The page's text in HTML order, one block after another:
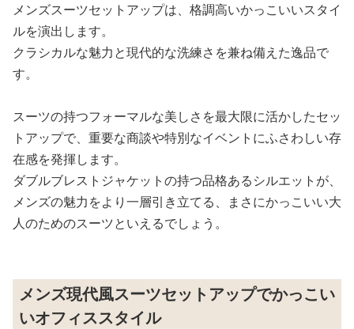
メンズスーツセットアップは、格調高いかっこいいスタイ
ルを演出します。
クラシカルな魅力と現代的な洗練さを兼ね備えた逸品で
す。
スーツの持つフォーマルな美しさを最大限に活かしたセッ
トアップで、重要な商談や特別なイベントにふさわしい存
在感を発揮します。
ダブルブレストジャケットの持つ品格あるシルエットが、
メンズの魅力をより一層引き立てる、まさにかっこいい大
人のためのスーツといえるでしょう。
メンズ現代風スーツセットアップでかっこい
いオフィススタイル